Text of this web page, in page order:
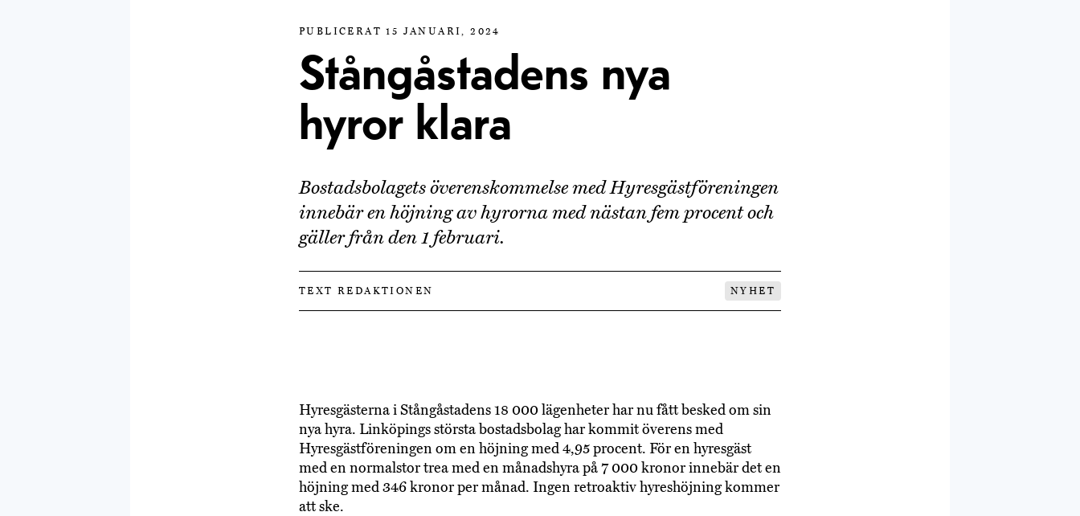
PUBLICERAT 15 JANUARI, 2024
Stångåstadens nya
hyror klara
Bostadsbolagets överenskommelse med Hyresgästföreningen
innebär en höjning av hyrorna med nästan fem procent och
gäller från den 1 februari.
TEXT REDAKTIONEN NYHET
Hyresgästerna i Stångåstadens 18 000 lägenheter har nu fått besked om sin
nya hyra. Linköpings största bostadsbolag har kommit överens med
Hyresgästföreningen om en höjning med 4,95 procent. För en hyresgäst
med en normalstor trea med en månadshyra på 7 000 kronor innebär det en
höjning med 346 kronor per månad. Ingen retroaktiv hyreshöjning kommer
att ske.